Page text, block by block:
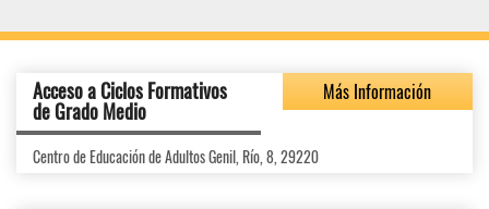
Acceso a Ciclos Formativos
de Grado Medio
Más Información
Centro de Educación de Adultos Genil, Río, 8, 29220